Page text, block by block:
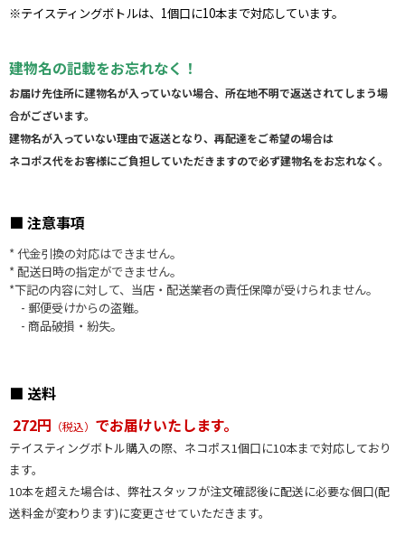
※テイスティングボトルは、1個口に10本まで対応しています。
建物名の記載をお忘れなく！
お届け先住所に建物名が入っていない場合、所在地不明で返送されてしまう場
合がございます。
建物名が入っていない理由で返送となり、再配達をご希望の場合は
ネコポス代をお客様にご負担していただきますので必ず建物名をお忘れなく。
■ 注意事項
* 代金引換の対応はできません。
* 配送日時の指定ができません。
*下記の内容に対して、当店・配送業者の責任保障が受けられません。
- 郵便受けからの盗難。
- 商品破損・紛失。
■ 送料
272円 （税込） でお届けいたします。
テイスティングボトル購入の際、ネコポス1個口に10本まで対応しており
ます。
10本を超えた場合は、弊社スタッフが注文確認後に配送に必要な個口(配
送料金が変わります)に変更させていただきます。